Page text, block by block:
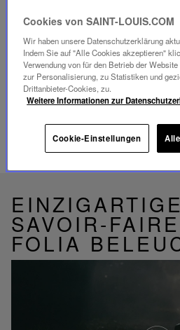
KUNDENSERVICE
Unser Kundenservice ist von
zwischen 10:00 und 18:00 Uhr
Telefon:+33 1 49 42 42 63
Per WhatsApp:+33 7 89 41 73
PerE-Mail
SAVOIR-FAIRE
FOLIA
Video
Cookies von SAINT-LOUIS.COM
Wir haben unsere Datenschutzerklärung
Indem Sie auf "Alle Cookies akzeptieren"
Verwendung von für den Betrieb der
zur Personalisierung, zu Statistiken und
Drittanbieter-Cookies, zu.
Weitere Informationen zur
Cookie-Einstellungen